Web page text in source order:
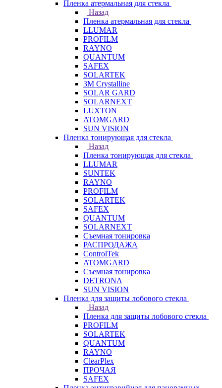
Пленка атермальная для стекла
Назад
Пленка атермальная для стекла
LLUMAR
PROFILM
RAYNO
QUANTUM
SAFEX
SOLARTEK
3M Crystalline
SOLAR GARD
SOLARNEXT
LUXTON
ATOMGARD
SUN VISION
Пленка тонирующая для стекла
Назад
Пленка тонирующая для стекла
LLUMAR
SUNTEK
RAYNO
PROFILM
SOLARTEK
SAFEX
QUANTUM
SOLARNEXT
Съемная тонировка
РАСПРОДАЖА
ControlTek
ATOMGARD
Съемная тонировка
DETRONA
SUN VISION
Пленка для защиты лобового стекла
Назад
Пленка для защиты лобового стекла
PROFILM
SOLARTEK
QUANTUM
RAYNO
ClearPlex
ПРОЧАЯ
SAFEX